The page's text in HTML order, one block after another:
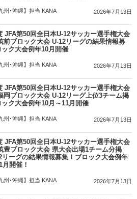
州･沖縄】担当 KANA 2026年7月13日
JFA第50回全日本U-12サッカー選手権大会
前ブロック大会 U-12リーグの結果情報募
ク大会例年10月開催
州･沖縄】担当 KANA 2026年7月13日
JFA第50回全日本U-12サッカー選手権大会
岡ブロック大会 U-12リーグ上位3チーム掲
ク大会例年10月～11月開催
州･沖縄】担当 KANA 2026年7月13日
JFA第50回全日本U-12サッカー選手権大会
豊ブロック大会 県大会出場1チーム分掲
リーグの結果情報募集！ブロック大会例年
開催！
州･沖縄】担当 KANA 2026年7月13日